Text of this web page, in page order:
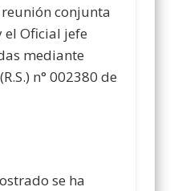
conjunta
el Oficial jefe
mediante
n° 002380 de
se ha